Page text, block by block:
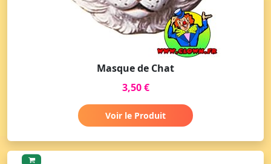
Masque de Chat
3,50 €
Voir le Produit